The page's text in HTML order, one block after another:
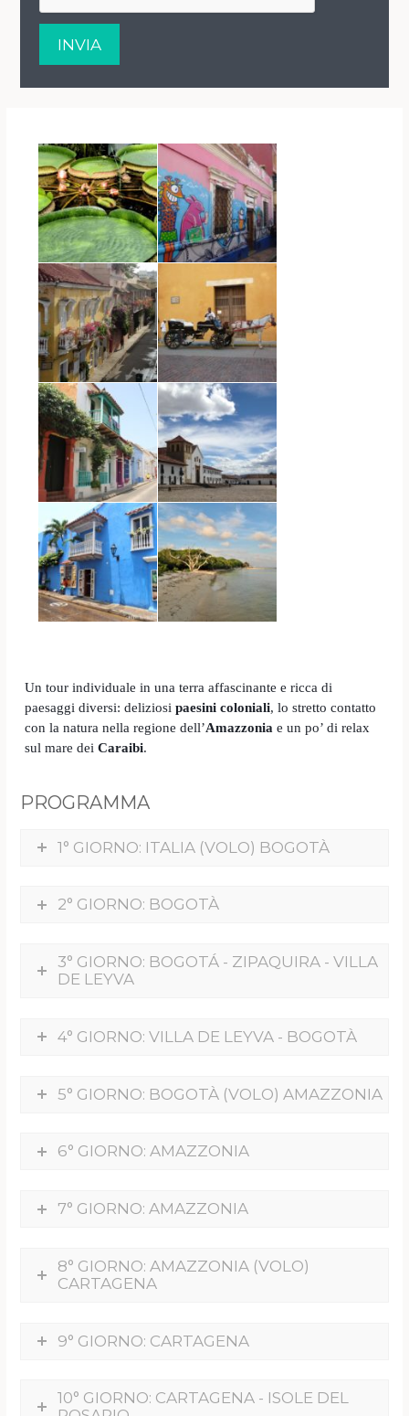
Un tour individuale in una terra affascinante e ricca di
paesaggi diversi: deliziosipaesini coloniali, lo stretto contatto
con la natura nella regione dell’Amazzonia e un po’ di relax
sul mare deiCaraibi.
PROGRAMMA
1° GIORNO: ITALIA (VOLO) BOGOTÀ
2° GIORNO: BOGOTÀ
3° GIORNO: BOGOTÁ - ZIPAQUIRA - VILLA
DE LEYVA
4° GIORNO: VILLA DE LEYVA - BOGOTÀ
5° GIORNO: BOGOTÀ (VOLO) AMAZZONIA
6° GIORNO: AMAZZONIA
7° GIORNO: AMAZZONIA
8° GIORNO: AMAZZONIA (VOLO)
CARTAGENA
9° GIORNO: CARTAGENA
10° GIORNO: CARTAGENA - ISOLE DEL